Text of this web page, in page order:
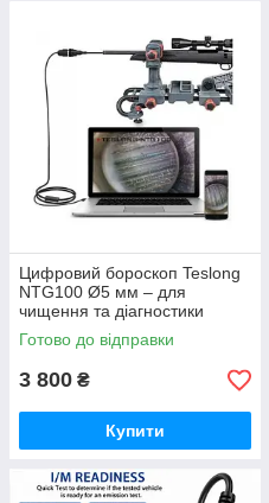
Цифровий бороскоп Teslong
NTG100 Ø5 мм – для
чищення та діагностики
стовбура зброї калібру 20 і
вище
Готово до відправки
3 800 ₴
Купити